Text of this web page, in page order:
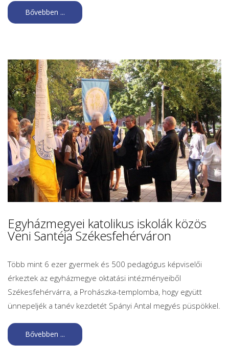
Bővebben ...
Egyházmegyei katolikus iskolák közös
Veni Santéja Székesfehérváron
Több mint 6 ezer gyermek és 500 pedagógus képviselői
érkeztek az egyházmegye oktatási intézményeiből
Székesfehérvárra, a Prohászka-templomba, hogy együtt
ünnepeljék a tanév kezdetét Spányi Antal megyés püspökkel.
Bővebben ...